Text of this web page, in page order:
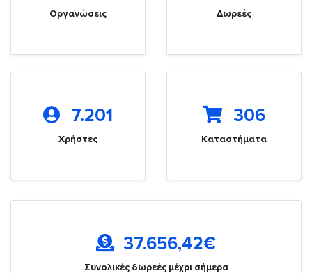
Οργανώσεις Δωρεές
7.201
Χρήστες
306
Καταστήματα
37.656,42€
Συνολικές δωρεές μέχρι σήμερα